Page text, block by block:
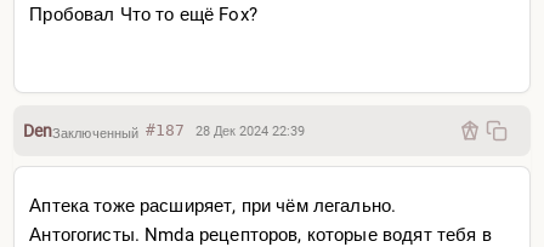
Пробовал Что то ещё Fox?
DenЗаключенный #187 28 Дек 2024 22:39
Аптека тоже расширяет, при чём легально.
Антогогисты. Nmda рецепторов, которые водят тебя в